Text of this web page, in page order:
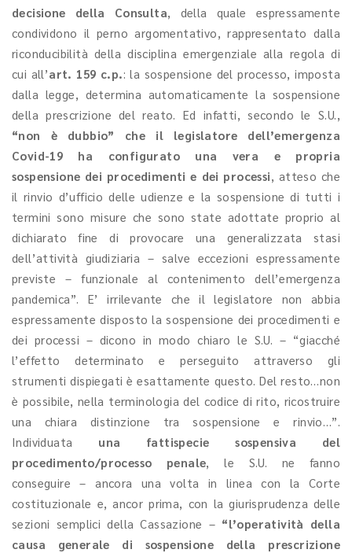
decisione della Consulta, della quale espressamente
condividono il perno argomentativo, rappresentato dalla
riconducibilità della disciplina emergenziale alla regola di
cui all’art. 159 c.p.: la sospensione del processo, imposta
dalla legge, determina automaticamente la sospensione
della prescrizione del reato. Ed infatti, secondo le S.U.,
“non è dubbio” che il legislatore dell’emergenza
Covid-19 ha configurato una vera e propria
sospensione dei procedimenti e dei processi, atteso che
il rinvio d’ufficio delle udienze e la sospensione di tutti i
termini sono misure che sono state adottate proprio al
dichiarato fine di provocare una generalizzata stasi
dell’attività giudiziaria – salve eccezioni espressamente
previste – funzionale al contenimento dell’emergenza
pandemica”. E’ irrilevante che il legislatore non abbia
espressamente disposto la sospensione dei procedimenti e
dei processi – dicono in modo chiaro le S.U. – “giacché
l’effetto determinato e perseguito attraverso gli
strumenti dispiegati è esattamente questo. Del resto…non
è possibile, nella terminologia del codice di rito, ricostruire
una chiara distinzione tra sospensione e rinvio…”.
Individuata una fattispecie sospensiva del
procedimento/processo penale, le S.U. ne fanno
conseguire – ancora una volta in linea con la Corte
costituzionale e, ancor prima, con la giurisprudenza delle
sezioni semplici della Cassazione – “l’operatività della
causa generale di sospensione della prescrizione